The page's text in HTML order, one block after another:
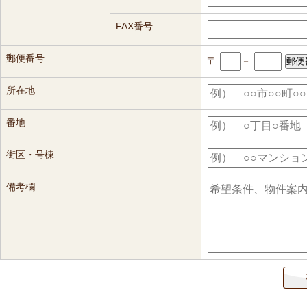
FAX番号
郵便番号 〒 －
所在地
番地
街区・号棟
備考欄